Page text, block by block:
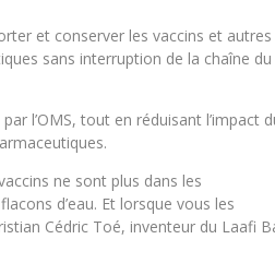
et conserver les vaccins et autres
sans interruption de la chaîne du
l’OMS, tout en réduisant l’impact
ne sont plus dans les
d’eau. Et lorsque vous les
Cédric Toé, inventeur du Laafi